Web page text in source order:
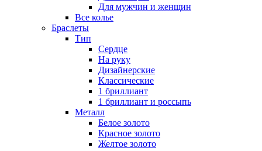
Для мужчин и женщин
Все колье
Браслеты
Тип
Сердце
На руку
Дизайнерские
Классические
1 бриллиант
1 бриллиант и россыпь
Металл
Белое золото
Красное золото
Желтое золото